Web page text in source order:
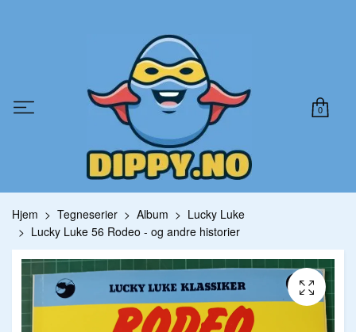
0
Hjem Tegneserier Album
Lucky Luke
Lucky Luke 56 Rodeo - og andre historier